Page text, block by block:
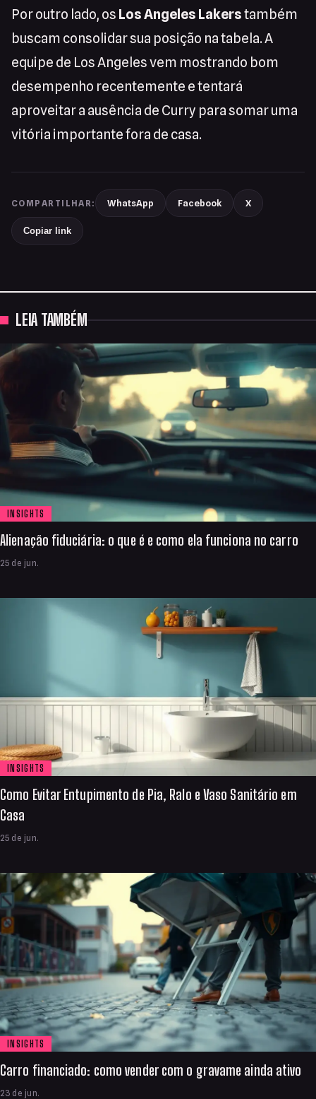
Por outro lado, os Los Angeles Lakerstambém
buscam consolidar sua posição na tabela. A
equipe de Los Angeles vem mostrando bom
desempenho recentemente e tentará
aproveitar a ausência de Curry para somar uma
vitória importante fora de casa.
COMPARTILHAR: WhatsApp Facebook X
Copiar link
LEIA TAMBÉM
INSIGHTS
Alienação fiduciária: o que é e como ela funciona no carro
25 de jun.
INSIGHTS
Como Evitar Entupimento de Pia, Ralo e Vaso Sanitário em
Casa
25 de jun.
INSIGHTS
Carro financiado: como vender com o gravame ainda ativo
23 de jun.